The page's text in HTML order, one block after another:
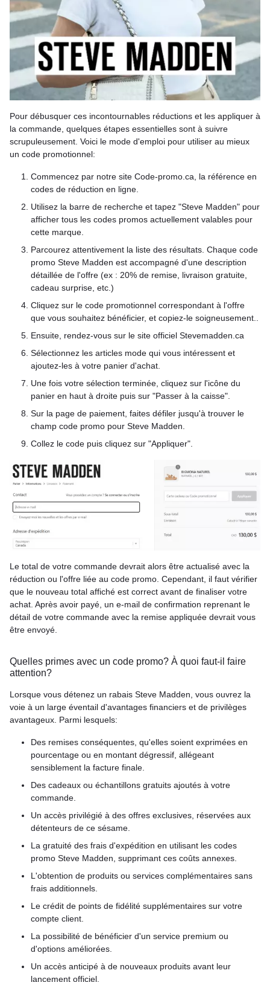
Pour débusquer ces incontournables réductions et les appliquer à
la commande, quelques étapes essentielles sont à suivre
scrupuleusement. Voici le mode d'emploi pour utiliser au mieux
un code promotionnel:
Commencez par notre site Code-promo.ca, la référence en
codes de réduction en ligne.
Utilisez la barre de recherche et tapez "Steve Madden" pour
afficher tous les codes promos actuellement valables pour
cette marque.
Parcourez attentivement la liste des résultats. Chaque code
promo Steve Madden est accompagné d'une description
détaillée de l'offre (ex : 20% de remise, livraison gratuite,
cadeau surprise, etc.)
Cliquez sur le code promotionnel correspondant à l'offre
que vous souhaitez bénéficier, et copiez-le soigneusement..
Ensuite, rendez-vous sur le site officiel Stevemadden.ca
Sélectionnez les articles mode qui vous intéressent et
ajoutez-les à votre panier d'achat.
Une fois votre sélection terminée, cliquez sur l'icône du
panier en haut à droite puis sur "Passer à la caisse".
Sur la page de paiement, faites défiler jusqu'à trouver le
champ code promo pour Steve Madden.
Collez le code puis cliquez sur "Appliquer".
Le total de votre commande devrait alors être actualisé avec la
réduction ou l'offre liée au code promo. Cependant, il faut vérifier
que le nouveau total affiché est correct avant de finaliser votre
achat. Après avoir payé, un e-mail de confirmation reprenant le
détail de votre commande avec la remise appliquée devrait vous
être envoyé.
Quelles primes avec un code promo? À quoi faut-il faire
attention?
Lorsque vous détenez un rabais Steve Madden, vous ouvrez la
voie à un large éventail d'avantages financiers et de privilèges
avantageux. Parmi lesquels:
Des remises conséquentes, qu'elles soient exprimées en
pourcentage ou en montant dégressif, allégeant
sensiblement la facture finale.
Des cadeaux ou échantillons gratuits ajoutés à votre
commande.
Un accès privilégié à des offres exclusives, réservées aux
détenteurs de ce sésame.
La gratuité des frais d'expédition en utilisant les codes
promo Steve Madden, supprimant ces coûts annexes.
L'obtention de produits ou services complémentaires sans
frais additionnels.
Le crédit de points de fidélité supplémentaires sur votre
compte client.
La possibilité de bénéficier d'un service premium ou
d'options améliorées.
Un accès anticipé à de nouveaux produits avant leur
lancement officiel.